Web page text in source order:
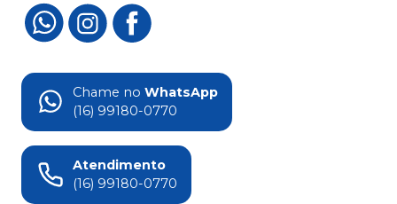
Chame no WhatsApp
(16) 99180-0770
Atendimento
(16) 99180-0770